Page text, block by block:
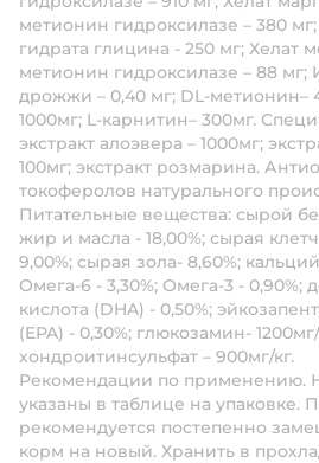
метионин гидроксилазе – 380
гидрата глицина - 250 мг; Хелат
метионин гидроксилазе – 88
дрожжи – 0,40 мг; DL-метионин–
1000мг; L-карнитин– 300мг.
экстракт алоэвера – 1000мг;
100мг; экстракт розмарина.
токоферолов натурального
Питательные вещества: сырой
жир и масла - 18,00%; сырая
9,00%; сырая зола- 8,60%;
Омега-6 - 3,30%; Омега-3 - 0,90%;
кислота (DHA) - 0,50%;
(EPA) - 0,30%; глюкозамин-
хондроитинсульфат – 900мг/кг.
Рекомендации по применению.
указаны в таблице на упаковке.
рекомендуется постепенно
корм на новый. Хранить в